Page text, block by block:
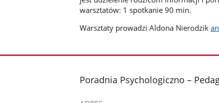
warsztatów: 1 spotkanie 90 min.
Warsztaty prowadzi Aldona Nierodzik
stopka
Poradnia Psychologiczno –